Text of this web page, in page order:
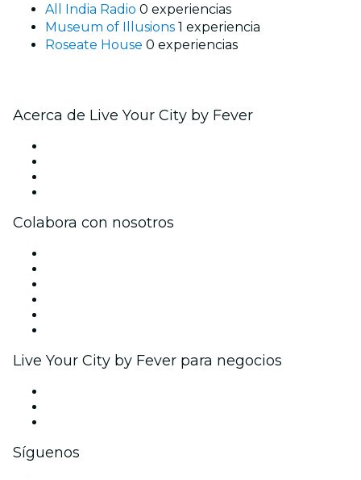
All India Radio 0 experiencias
Museum of Illusions 1 experiencia
Roseate House 0 experiencias
Acerca de Live Your City by Fever
Colabora con nosotros
Live Your City by Fever para negocios
Síguenos